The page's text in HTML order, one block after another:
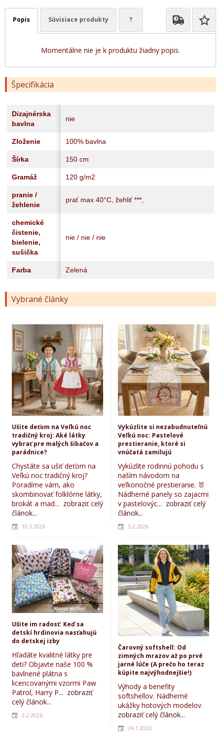
Popis Súvisiace produkty ?
Momentálne nie je k produktu žiadny popis.
Špecifikácia
Dizajnérska
bavlna
nie
Zloženie 100% bavlna
Šírka 150 cm
Gramáž 120 g/m2
pranie /
žehlenie
prať max 40°C, žehliť ***,
chemické
čistenie,
bielenie,
sušička
nie / nie / nie
Farba Zelená
Vybrané články
Ušite deťom na Veľkú noc
tradičný kroj: Aké látky
vybrať pre malých šibačov a
parádnice?
Chystáte sa ušiť deťom na
Veľkú noc tradičný kroj?
Poradíme vám, ako
skombinovať folklórne látky,
brokát a mad... zobraziť celý
článok...
10.3.2026
Vykúzlite si nezabudnuteľnú
Veľkú noc: Pastelové
prestieranie, ktoré si
vnúčatá zamilujú
Vykúzlite rodinnú pohodu s
naším návodom na
veľkonočné prestieranie. 🐰
Nádherné panely so zajacmi
v pastelovýc... zobraziť celý
článok...
5.2.2026
Ušite im radosť: Keď sa
detskí hrdinovia nasťahujú
do detskej izby
Hľadáte kvalitné látky pre
deti? Objavte naše 100 %
bavlnené plátna s
licencovanými vzormi Paw
Patrol, Harry P... zobraziť
celý článok...
3.2.2026
Čarovný softshell: Od
zimných mrazov až po prvé
jarné lúče (A prečo ho teraz
kúpite najvýhodnejšie!)
Výhody a benefity
softshellov. Nádherné
ukážky hotových modelov.
zobraziť celý článok...
24.1.2026